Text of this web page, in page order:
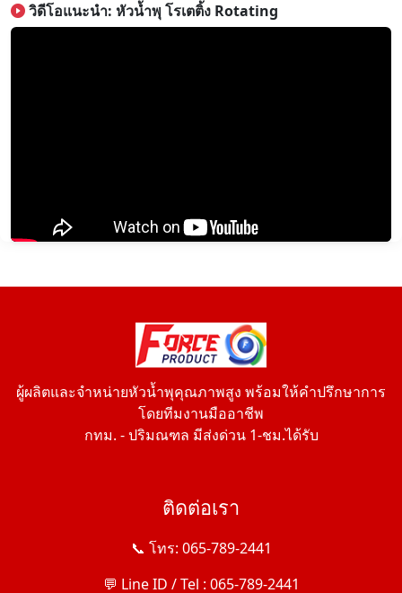
วิดีโอแนะนำ: หัวน้ำพุ โรเตติ้ง Rotating
ผู้ผลิตและจำหน่ายหัวน้ำพุคุณภาพสูง พร้อมให้คำปรึกษาการ
โดยทีมงานมืออาชีพ
กทม. - ปริมณฑล มีส่งด่วน 1-ชม.ได้รับ
ติดต่อเรา
📞 โทร: 065-789-2441
💬 Line ID / Tel : 065-789-2441